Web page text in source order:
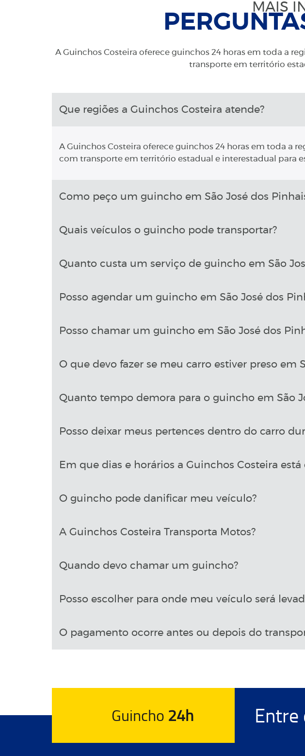
MAIS
A Guinchos Costeira oferece guinchos 24 horas em toda a
transporte em território
Que regiões a Guinchos Costeira atende?
A Guinchos Costeira oferece guinchos 24 horas em toda a
com transporte em território estadual e interestadual para
Como peço um guincho em São José dos
Quais veículos o guincho pode transportar?
Quanto custa um serviço de guincho em São
Posso agendar um guincho em São José dos
Posso chamar um guincho em São José dos
O que devo fazer se meu carro estiver preso em
Quanto tempo demora para o guincho em São
Posso deixar meus pertences dentro do carro
Em que dias e horários a Guinchos Costeira está
O guincho pode danificar meu veículo?
A Guinchos Costeira Transporta Motos?
Quando devo chamar um guincho?
Posso escolher para onde meu veículo será
O pagamento ocorre antes ou depois do
Guincho 24h Entre